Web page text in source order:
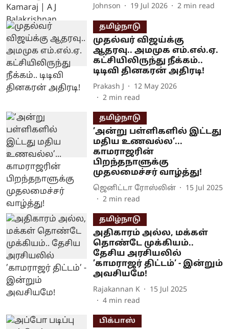
Johnson 19 Jul 2026 2 min read
தமிழ்நாடு
முதல்வர் விஜய்க்கு
ஆதரவு.. அமமுக எம்.எல்.ஏ.
கட்சியிலிருந்து நீக்கம்..
டிடிவி தினகரன் அதிரடி!
Prakash J
12 May 2026
2 min read
தமிழ்நாடு
’அன்று பள்ளிகளில் இட்டது
மதிய உணவல்ல’...
காமராஜரின்
பிறந்தநாளுக்கு
முதலமைச்சர் வாழ்த்து!
ஜெனிட்டா ரோஸ்லின்
15 Jul 2025
2 min read
தமிழ்நாடு
அதிகாரம் அல்ல, மக்கள்
தொண்டே முக்கியம்..
தேசிய அரசியலில்
’காமராஜர் திட்டம்’ - இன்றும்
அவசியமே!
Rajakannan K
15 Jul 2025
4 min read
பிக்பாஸ்